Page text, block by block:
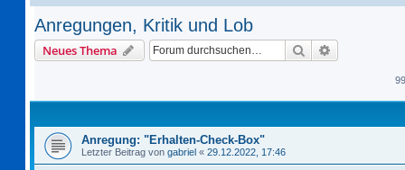
Anregungen, Kritik und Lob
Neues Thema Suche
Anregung: "Erhalten-Check-Box"
Letzter Beitrag von gabriel « 29.12.2022, 17:46